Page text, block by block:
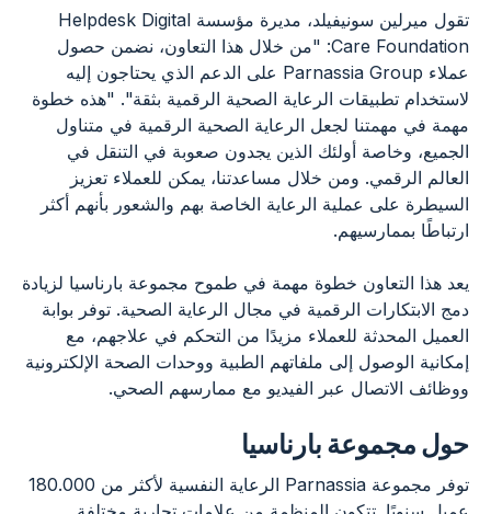
تقول ميرلين سونيفيلد، مديرة مؤسسة Helpdesk Digital
Care Foundation: "من خلال هذا التعاون، نضمن حصول
عملاء Parnassia Group على الدعم الذي يحتاجون إليه
لاستخدام تطبيقات الرعاية الصحية الرقمية بثقة". "هذه خطوة
مهمة في مهمتنا لجعل الرعاية الصحية الرقمية في متناول
الجميع، وخاصة أولئك الذين يجدون صعوبة في التنقل في
العالم الرقمي. ومن خلال مساعدتنا، يمكن للعملاء تعزيز
السيطرة على عملية الرعاية الخاصة بهم والشعور بأنهم أكثر
ارتباطًا بممارسيهم.
يعد هذا التعاون خطوة مهمة في طموح مجموعة بارناسيا لزيادة
دمج الابتكارات الرقمية في مجال الرعاية الصحية. توفر بوابة
العميل المحدثة للعملاء مزيدًا من التحكم في علاجهم، مع
إمكانية الوصول إلى ملفاتهم الطبية ووحدات الصحة الإلكترونية
ووظائف الاتصال عبر الفيديو مع ممارسهم الصحي.
حول مجموعة بارناسيا
توفر مجموعة Parnassia الرعاية النفسية لأكثر من 180.000